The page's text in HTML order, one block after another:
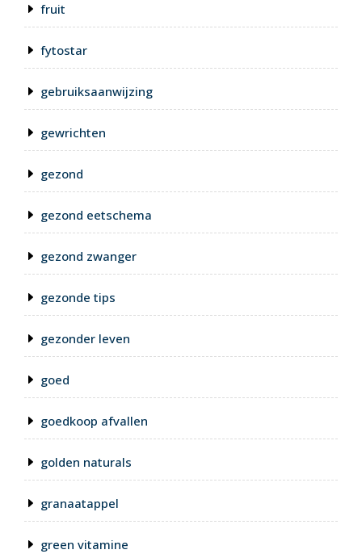
fruit
fytostar
gebruiksaanwijzing
gewrichten
gezond
gezond eetschema
gezond zwanger
gezonde tips
gezonder leven
goed
goedkoop afvallen
golden naturals
granaatappel
green vitamine